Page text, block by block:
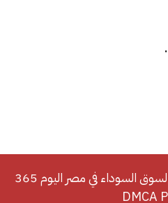
السوداء في مصر اليوم 365
DMCA